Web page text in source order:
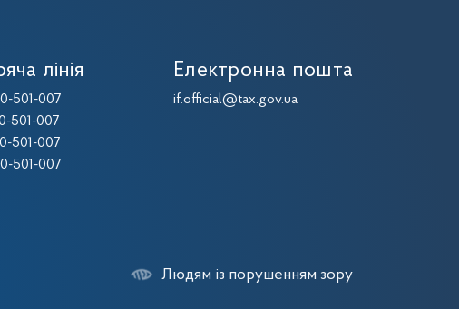
лінія
501-007
501-007
501-007
501-007
Електронна пошта
if.official@tax.gov.ua
Людям із порушенням зору